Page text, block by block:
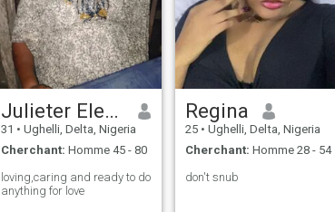
Julieter Eleska
31 • Ughelli, Delta, Nigeria
Cherchant: Homme 45 - 80
loving,caring and ready to do
anything for love
Regina
25 • Ughelli, Delta, Nigeria
Cherchant: Homme 28 - 54
don't snub